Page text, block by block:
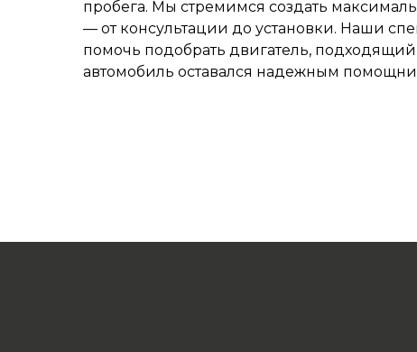
пробега. Мы стремимся создать
— от консультации до установки. Наши
помочь подобрать двигатель,
автомобиль оставался надежным